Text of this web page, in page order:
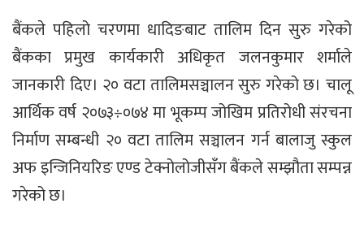
बैंकले पहिलो चरणमा धादिङबाट तालिम दिन सुरु गरेको
बैंकका प्रमुख कार्यकारी अधिकृत जलनकुमार शर्माले
जानकारी दिए। २० वटा तालिमसञ्चालन सुरु गरेको छ। चालू
आर्थिक वर्ष २०७३÷०७४ मा भूकम्प जोखिम प्रतिरोधी संरचना
निर्माण सम्बन्धी २० वटा तालिम सञ्चालन गर्न बालाजु स्कुल
अफ इन्जिनियरिङ एण्ड टेक्नोलोजीसँग बैंकले सम्झौता सम्पन्न
गरेको छ।